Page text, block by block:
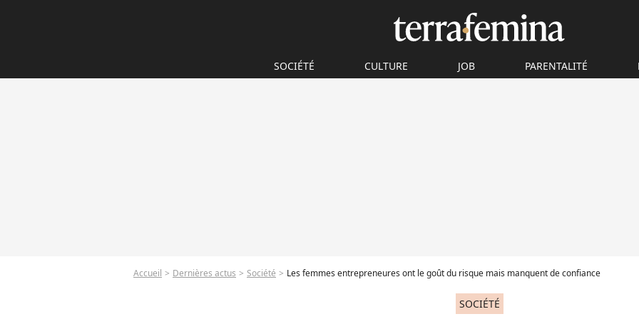
SOCIÉTÉ CULTURE JOB PARENTALITÉ
Accueil Dernières actus Société Les femmes entrepreneures ont le goût du risque mais manquent de confiance
SOCIÉTÉ